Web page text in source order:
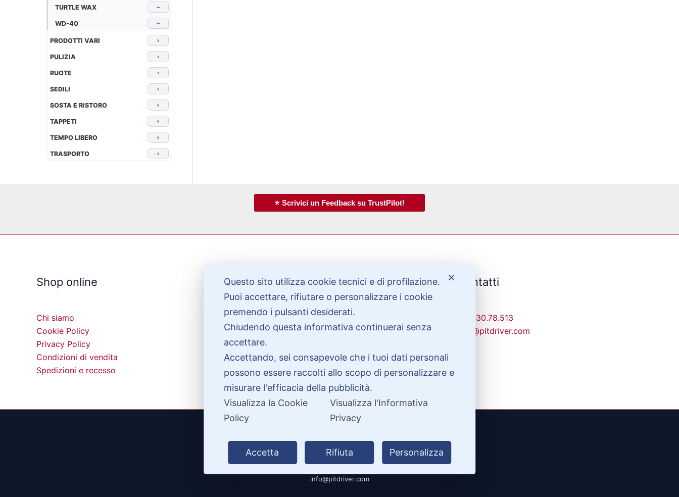
TURTLE WAX ›
WD-40 ›
PRODOTTI VARI ›
PULIZIA ›
RUOTE ›
SEDILI ›
SOSTA E RISTORO ›
TAPPETI ›
TEMPO LIBERO ›
TRASPORTO ›
⭐ Scrivici un Feedback su TrustPilot!
Shop online
Chi siamo
Cookie Policy
Privacy Policy
Condizioni di vendita
Spedizioni e recesso
Bisogno di aiuto?
Contattaci
Garanzie
Contatti
329-30.78.513
info@pitdriver.com
©2026 PitDriver | CROCO DEAL S.R.L. VIA DEL SALICE 105, 97100 RAGUSA (RG)
| Partita IVA 01877990885 |
info@pitdriver.com
✕
Questo sito utilizza cookie tecnici e di profilazione.
Puoi accettare, rifiutare o personalizzare i cookie
premendo i pulsanti desiderati.
Chiudendo questa informativa continuerai senza
accettare.
Accettando, sei consapevole che i tuoi dati personali
possono essere raccolti allo scopo di personalizzare e
misurare l'efficacia della pubblicità.
Visualizza la Cookie
Policy
Visualizza l'Informativa
Privacy
Accetta Rifiuta Personalizza